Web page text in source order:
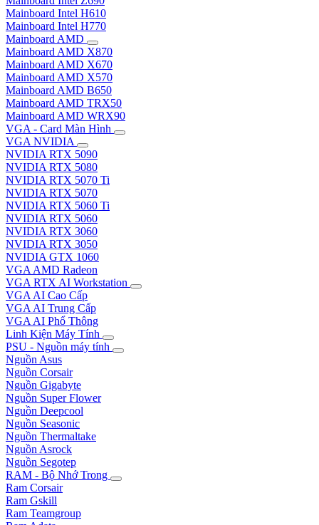
Mainboard Intel H610
Mainboard Intel H770
Mainboard AMD
Mainboard AMD X870
Mainboard AMD X670
Mainboard AMD X570
Mainboard AMD B650
Mainboard AMD TRX50
Mainboard AMD WRX90
VGA - Card Màn Hình
VGA NVIDIA
NVIDIA RTX 5090
NVIDIA RTX 5080
NVIDIA RTX 5070 Ti
NVIDIA RTX 5070
NVIDIA RTX 5060 Ti
NVIDIA RTX 5060
NVIDIA RTX 3060
NVIDIA RTX 3050
NVIDIA GTX 1060
VGA AMD Radeon
VGA RTX AI Workstation
VGA AI Cao Cấp
VGA AI Trung Cấp
VGA AI Phổ Thông
Linh Kiện Máy Tính
PSU - Nguồn máy tính
Nguồn Asus
Nguồn Corsair
Nguồn Gigabyte
Nguồn Super Flower
Nguồn Deepcool
Nguồn Seasonic
Nguồn Thermaltake
Nguồn Asrock
Nguồn Segotep
RAM - Bộ Nhớ Trong
Ram Corsair
Ram Gskill
Ram Teamgroup